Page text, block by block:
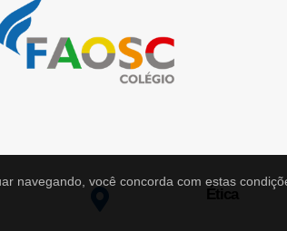
navegando, você concorda com estas
Ética